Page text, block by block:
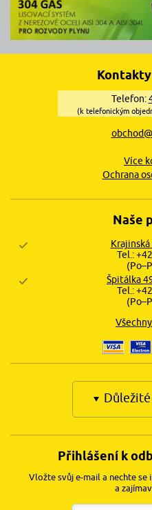
Telefon:
(k telefonickým
Více
Ochrana
Naše
Tel.:
Špitálka
Tel.:
Přihlášení k
Vložte svůj e-mail a nechte
a